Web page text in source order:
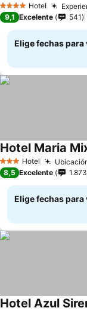
4 EstrellasHotel
9,1 Excelente 541
Elige fechas
3 Estrellas
Hotel
Hotel Maria
8,5 Excelente 1.873
Elige fechas
Hotel Azul